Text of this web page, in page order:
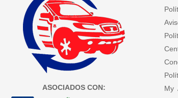
ASOCIADOS CON:
My